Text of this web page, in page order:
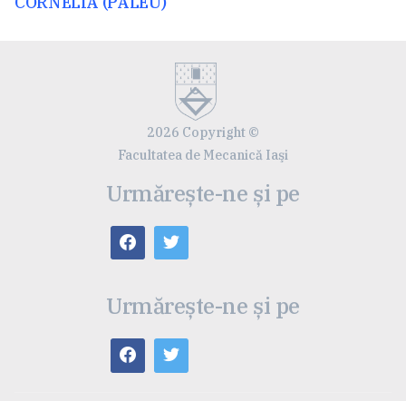
2026 Copyright ©
Facultatea de Mecanică Iaşi
Urmărește-ne și pe
Urmărește-ne și pe